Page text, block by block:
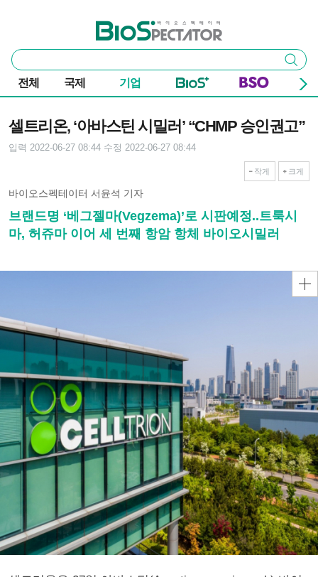
바이오스펙테이터
통
합
검
색
검색
전체 국제 기업
셀트리온, ‘아바스틴 시밀러’ “CHMP 승인권고”
입력 2022-06-27 08:44 수정 2022-06-27 08:44
작게 크게
바이오스펙테이터 서윤석 기자
브랜드명 ‘베그젤마(Vegzema)’로 시판예정..트룩시
마, 허쥬마 이어 세 번째 항암 항체 바이오시밀러